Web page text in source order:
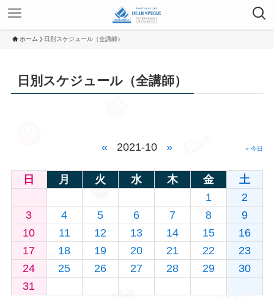
ホーム 日別スケジュール（全講師）
日別スケジュール（全講師）
« 2021-10 » » 今日
日 月 火 水 木 金
土
1
2
3
4 5 6 7 8
9
10
11 12 13 14 15
16
17
18 19 20 21 22
23
24
25 26 27 28 29
30
31